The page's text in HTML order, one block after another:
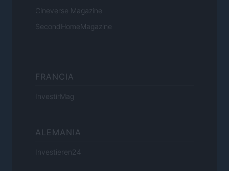
Cineverse Magazine
SecondHomeMagazine
FRANCIA
InvestirMag
ALEMANIA
Investieren24